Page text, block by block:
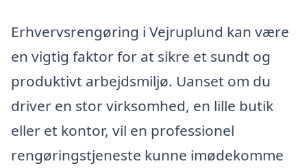
Erhvervsrengøring i Vejruplund kan være
en vigtig faktor for at sikre et sundt og
produktivt arbejdsmiljø. Uanset om du
driver en stor virksomhed, en lille butik
eller et kontor, vil en professionel
rengøringstjeneste kunne imødekomme